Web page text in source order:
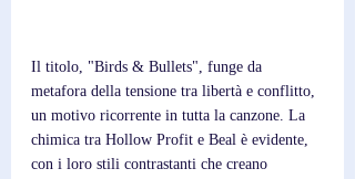
Il titolo, "Birds & Bullets", funge da
metafora della tensione tra libertà e conflitto,
un motivo ricorrente in tutta la canzone. La
chimica tra Hollow Profit e Beal è evidente,
con i loro stili contrastanti che creano